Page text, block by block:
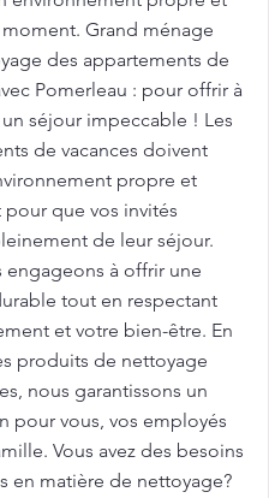
Grand ménage
des appartements de
Pomerleau : pour offrir à
séjour impeccable ! Les
de vacances doivent
propre et
pour que vos invités
de leur séjour.
engageons à offrir une
tout en respectant
et votre bien-être. En
produits de nettoyage
nous garantissons un
pour vous, vos employés
Vous avez des besoins
en matière de nettoyage?